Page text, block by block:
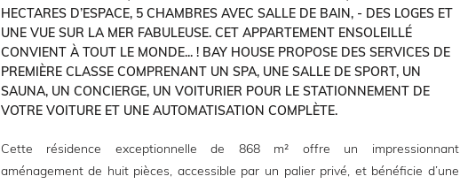
HECTARES D’ESPACE, 5 CHAMBRES AVEC SALLE DE BAIN, - DES LOGES ET
UNE VUE SUR LA MER FABULEUSE. CET APPARTEMENT ENSOLEILLÉ
CONVIENT À TOUT LE MONDE... ! BAY HOUSE PROPOSE DES SERVICES DE
PREMIÈRE CLASSE COMPRENANT UN SPA, UNE SALLE DE SPORT, UN
SAUNA, UN CONCIERGE, UN VOITURIER POUR LE STATIONNEMENT DE
VOTRE VOITURE ET UNE AUTOMATISATION COMPLÈTE.
Cette résidence exceptionnelle de 868 m² offre un impressionnant
aménagement de huit pièces, accessible par un palier privé, et bénéficie d’une